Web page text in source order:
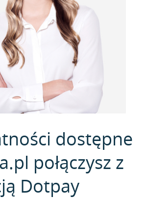
dostępne
połączysz z
Dotpay